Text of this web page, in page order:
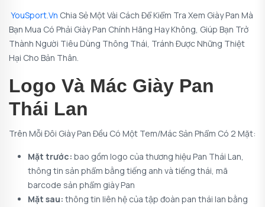
YouSport.vn Chia Sẻ Một Vài Cách Để Kiểm Tra Xem Giày Pan Mà
Bạn Mua Có Phải Giày Pan Chính Hãng Hay Không, Giúp Bạn Trở
Thành Người Tiêu Dùng Thông Thái, Tránh Được Những Thiệt
Hại Cho Bản Thân.
Logo Và Mác Giày Pan
Thái Lan
Trên Mỗi Đôi Giày Pan Đều Có Một Tem/mác Sản Phẩm Có 2 Mặt:
Mặt trước: bao gồm logo của thương hiệu Pan Thái Lan,
thông tin sản phẩm bằng tiếng anh và tiếng thái, mã
barcode sản phẩm giày Pan
Mặt sau: thông tin liên hệ của tập đoàn pan thái lan bằng